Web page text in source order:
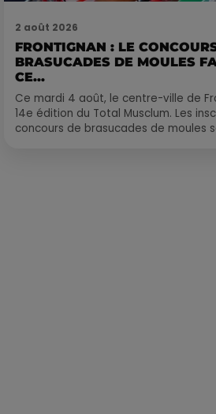
2 août 2026
FRONTIGNAN : LE
BRASUCADES DE MOULES
CE...
Ce mardi 4 août, le centre-ville de
14e édition du Total Musclum. Les
concours de brasucades de moules